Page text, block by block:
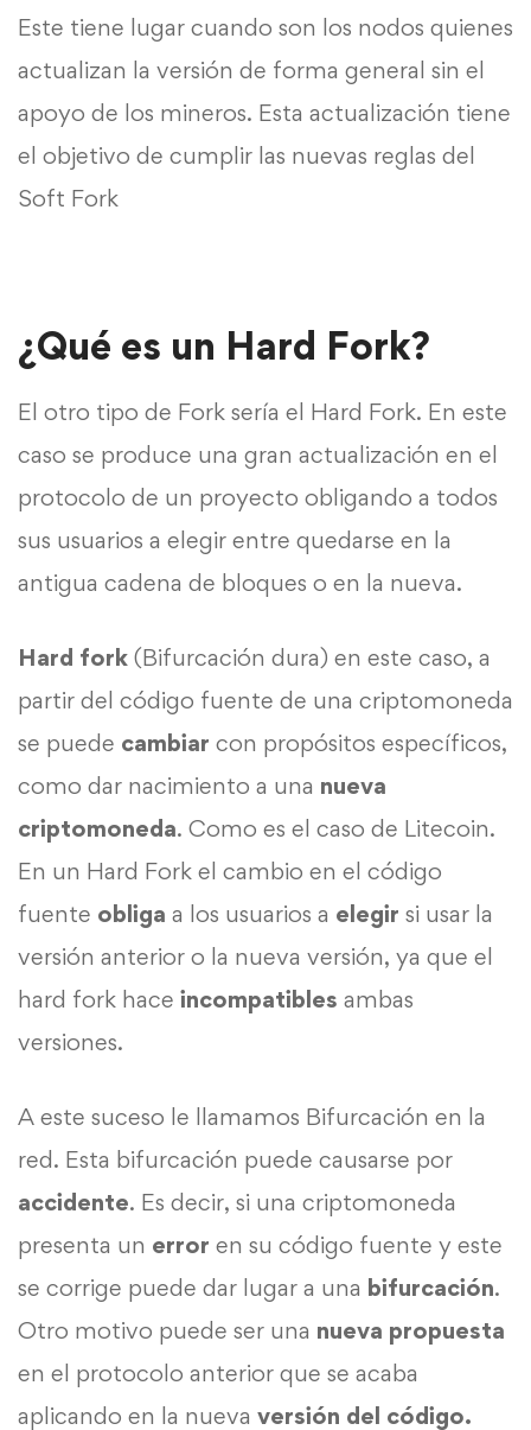
Este tiene lugar cuando son los nodos quienes
actualizan la versión de forma general sin el
apoyo de los mineros. Esta actualización tiene
el objetivo de cumplir las nuevas reglas del
Soft Fork
¿Qué es un Hard Fork?
El otro tipo de Fork sería el Hard Fork. En este
caso se produce una gran actualización en el
protocolo de un proyecto obligando a todos
sus usuarios a elegir entre quedarse en la
antigua cadena de bloques o en la nueva.
Hard fork (Bifurcación dura) en este caso, a
partir del código fuente de una criptomoneda
se puede cambiar con propósitos específicos,
como dar nacimiento a una nueva
criptomoneda. Como es el caso de Litecoin.
En un Hard Fork el cambio en el código
fuente obliga a los usuarios a elegir si usar la
versión anterior o la nueva versión, ya que el
hard fork hace incompatibles ambas
versiones.
A este suceso le llamamos Bifurcación en la
red. Esta bifurcación puede causarse por
accidente. Es decir, si una criptomoneda
presenta un error en su código fuente y este
se corrige puede dar lugar a una bifurcación.
Otro motivo puede ser una nueva propuesta
en el protocolo anterior que se acaba
aplicando en la nueva versión del código.